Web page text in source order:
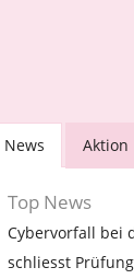
News Aktion
Top News
Cybervorfall bei
schliesst